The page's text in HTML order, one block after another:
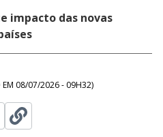
impacto das novas
08/07/2026 - 09H32)